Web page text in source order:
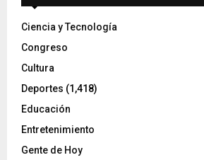
Ciencia y Tecnología
Congreso
Cultura
Deportes (1,418)
Educación
Entretenimiento
Gente de Hoy